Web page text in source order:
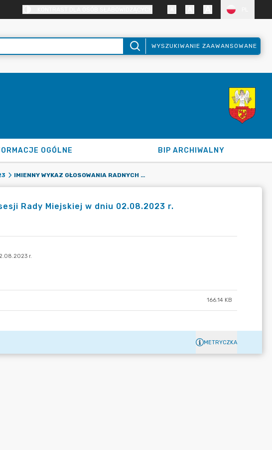
WYSZUKIWANIE ZAAWANSOWANE
OGÓLNE BIP ARCHIWALNY
IMIENNY WYKAZ GŁOSOWANIA RADNYCH NA LXXV SESJI RADY MIEJSKIEJ W DNIU 02.08.2023 R.
Rady Miejskiej w dniu 02.08.2023 r.
166.14 KB
METRYCZKA